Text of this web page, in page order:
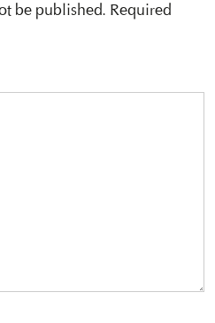
be published. Required